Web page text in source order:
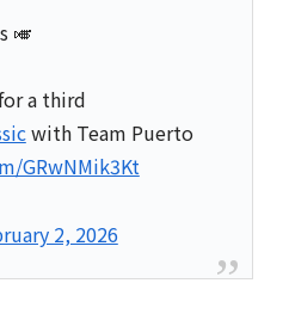
🎺
a third
with Team Puerto
GRwNMik3Kt
2, 2026